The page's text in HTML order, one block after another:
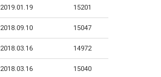
2019.01.19 15201
2018.09.10 15047
2018.03.16 14972
2018.03.16 15040